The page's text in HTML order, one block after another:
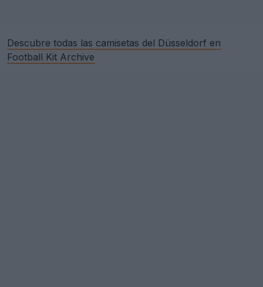
Descubre todas las camisetas del Düsseldorf en
Football Kit Archive